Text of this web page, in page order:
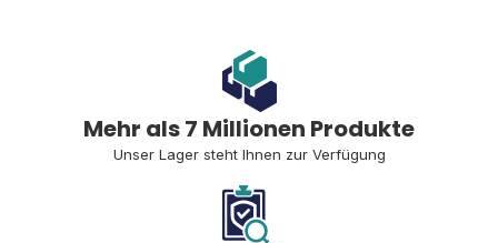
Mehr als 7 Millionen Produkte
Unser Lager steht Ihnen zur Verfügung